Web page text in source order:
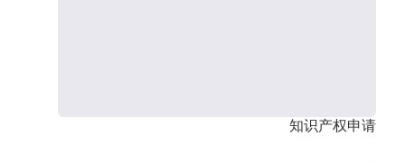
知识产权申请